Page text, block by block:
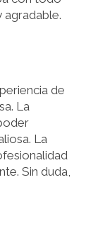
agradable.
de
La
La
Sin duda,